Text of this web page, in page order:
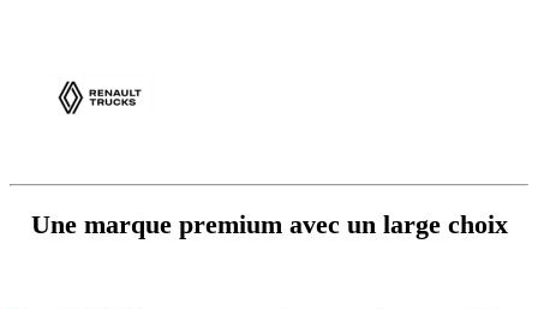
Une marque premium avec un large choix